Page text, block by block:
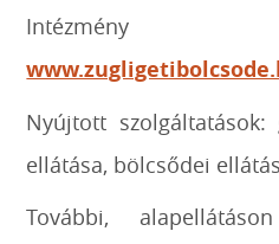
Nyújtott szolgáltatások:
ellátása, bölcsődei ellátás
További,